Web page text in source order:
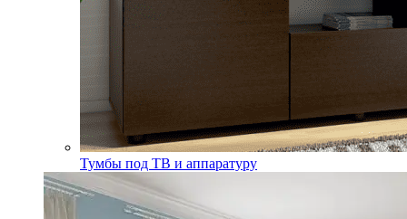
Тумбы под ТВ и аппаратуру